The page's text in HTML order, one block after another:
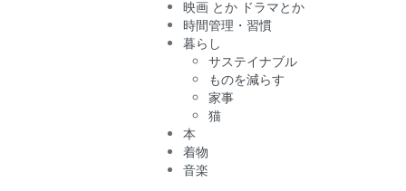
映画 とか ドラマとか
時間管理・習慣
暮らし
サステイナブル
ものを減らす
家事
猫
本
着物
音楽